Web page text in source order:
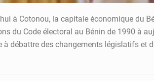
à Cotonou, la capitale économique du
du Code électoral au Bénin de 1990 à
débattre des changements législatifs et